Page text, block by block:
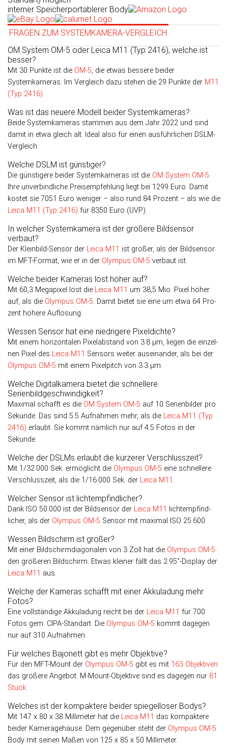
interner Speicherportablerer Body
FRAGEN ZUM SYSTEMKAMERA-VERGLEICH
OM System OM-5 oder Leica M11 (Typ 2416), welche ist
besser?
Mit 30 Punkte ist die OM-5, die etwas bessere beider
Systemkameras. Im Vergleich dazu stehen die 29 Punkte der M11
(Typ 2416).
Was ist das neuere Modell beider Systemkameras?
Beide Systemkameras stammen aus dem Jahr 2022 und sind
damit in etwa gleich alt. Ideal also für einen ausführlichen DSLM-
Vergleich.
Welche DSLM ist günstiger?
Die günstigere beider Systemkameras ist die OM System OM-5.
Ihre unverbindliche Preisempfehlung liegt bei 1299 Euro. Damit
kostet sie 7051 Euro weniger – also rund 84 Prozent – als wie die
Leica M11 (Typ 2416) für 8350 Euro (UVP).
In welcher Systemkamera ist der größere Bildsensor
verbaut?
Der Kleinbild-Sensor der Leica M11 ist größer, als der Bild­sensor
im MFT-Format, wie er in der Olympus OM-5 verbaut ist.
Welche beider Kameras löst höher auf?
Mit 60,3 Megapixel löst die Leica M11 um 38,5 Mio. Pixel höher
auf, als die Olympus OM-5. Damit bietet sie eine um etwa 64 Pro­
zent höhere Auflösung.
Wessen Sensor hat eine niedrigere Pixeldichte?
Mit einem horizontalen Pixelabstand von 3.8 µm, liegen die ein­zel­
nen Pixel des Leica M11 Sen­sors weiter aus­einander, als bei der
Olympus OM-5 mit einem Pixel­pitch von 3.3 µm.
Welche Digitalkamera bietet die schnellere
Serienbildgeschwindigkeit?
Maximal schafft es die OM System OM-5 auf 10 Serienbilder pro
Sekunde. Das sind 5.5 Aufnahmen mehr, als die Leica M11 (Typ
2416) erlaubt. Sie kommt nämlich nur auf 4.5 Fotos in der
Sekunde.
Welche der DSLMs erlaubt die kürzerer Verschlusszeit?
Mit 1/32.000 Sek. er­mög­licht die Olympus OM-5 eine schnellere
Ver­schluss­zeit, als die 1/16.000 Sek. der Leica M11 .
Welcher Sensor ist lichtempfindlicher?
Dank ISO 50.000 ist der Bild­sensor der Leica M11
licht­emp­find­
licher, als der Olympus OM-5 Sen­sor mit maxi­mal ISO 25.600.
Wessen Bildschirm ist größer?
Mit einer Bildschirmdiagonalen von 3 Zoll hat die Olympus OM-5
den größeren Bild­schirm. Etwas kleiner fällt das 2.95″-Display der
Leica M11 aus.
Welche der Kameras schafft mit einer Akkuladung mehr
Fotos?
Eine vollständige Akkuladung reicht bei der Leica M11 für 700
Fotos gem. CIPA-Standart. Die Olympus OM-5 kommt dagegen
nur auf 310 Aufnahmen.
Für welches Bajonett gibt es mehr Objektive?
Für den MFT-Mount der Olympus OM-5 gibt es mit 163 Objektiven
das größere Angebot. M-Mount-Objektive sind es dagegen nur 81
Stück.
Welches ist der kompaktere beider spiegelloser Bodys?
Mit 147 x 80 x 38 Millimeter hat die Leica M11 das kompaktere
beider Kameragehäuse. Dem gegenüber steht der Olympus OM-5
Body mit seinen Maßen von 125 x 85 x 50 Millimeter.